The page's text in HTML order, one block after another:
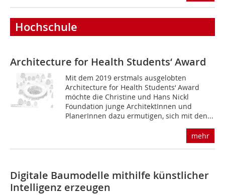
Hochschule
Architecture for Health Students‘ Award
Mit dem 2019 erstmals ausgelobten
Architecture for Health Students‘ Award
möchte die Christine und Hans Nickl
Foundation junge ArchitektInnen und
PlanerInnen dazu ermutigen, sich mit den...
mehr
Digitale Baumodelle mithilfe künstlicher
Intelligenz erzeugen